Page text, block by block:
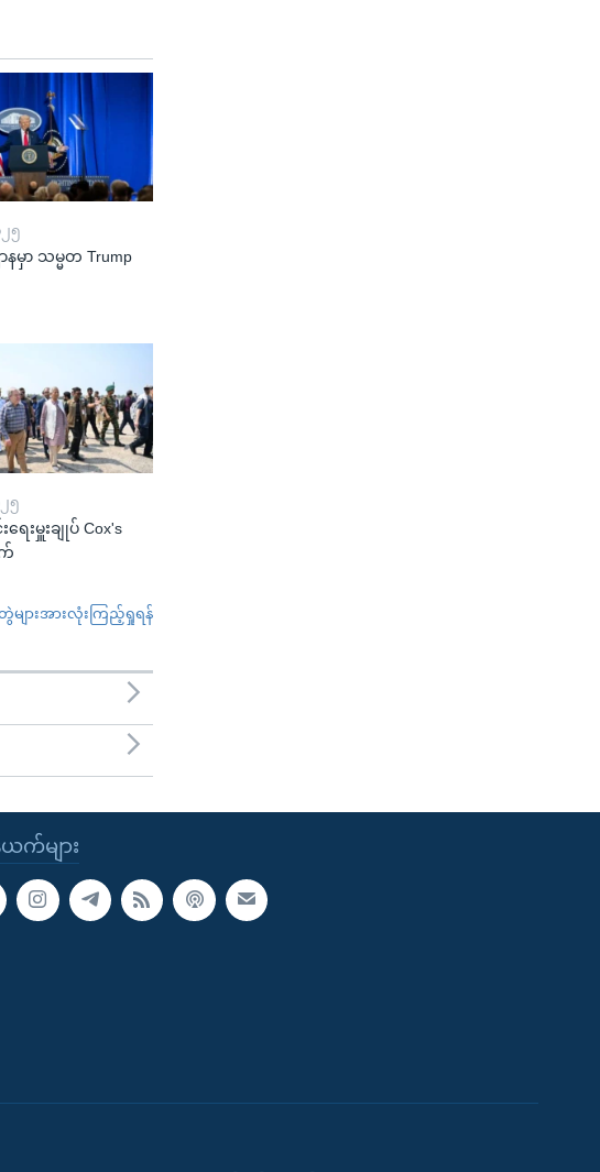
၅
နမှာ သမ္မတ Trump
၅
းမှူးချုပ် Cox's
က်
ျားအားလုံးကြည့်ရှုရန်
များ